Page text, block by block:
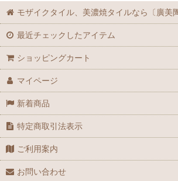
モザイクタイル、美濃焼タイルなら〔廣美
最近チェックしたアイテム
ショッピングカート
マイページ
新着商品
特定商取引法表示
ご利用案内
お問い合わせ